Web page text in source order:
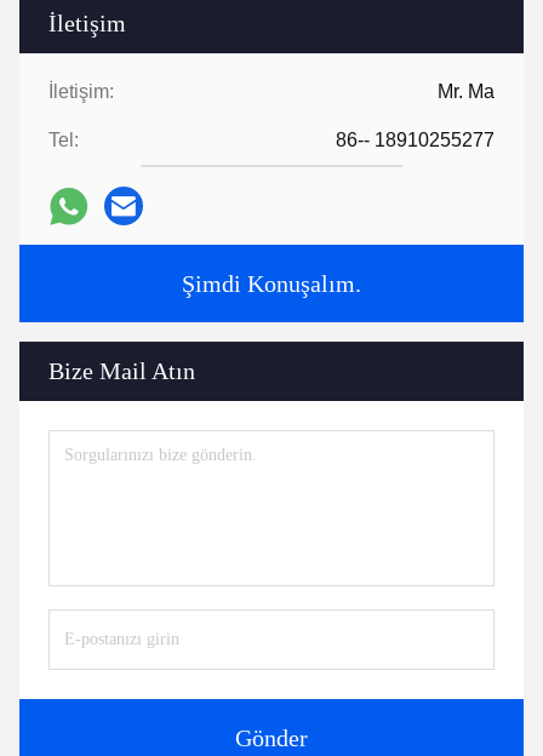
İletişim
İletişim: Mr. Ma
Tel: 86-- 18910255277
Şimdi Konuşalım.
Bize Mail Atın
Gönder